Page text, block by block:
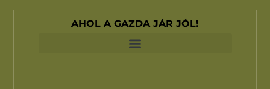
AHOL A GAZDA JÁR JÓL!